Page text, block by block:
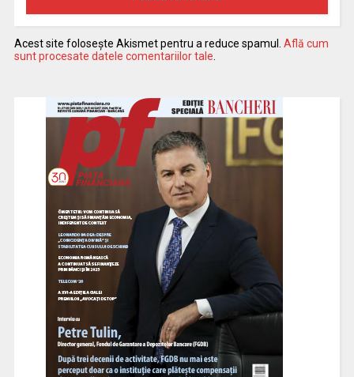
Acest site folosește Akismet pentru a reduce spamul. Află cum
sunt procesate datele comentariilor tale